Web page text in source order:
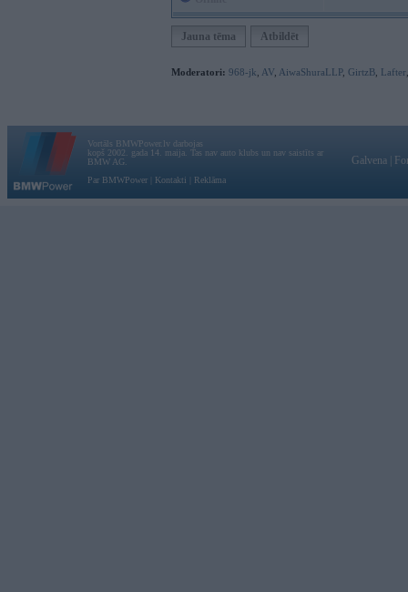
Jauna tēma Atbildēt
Moderatori: 968-jk AV AiwaShuraLLP, GirtzB Lafter
Vortāls BMWPower.lv darbojas
kopš 2002. gada 14. maija. Tas nav auto klubs un nav saistīts ar
BMW AG.
Par BMWPower
Kontakti Reklāma
Galvena